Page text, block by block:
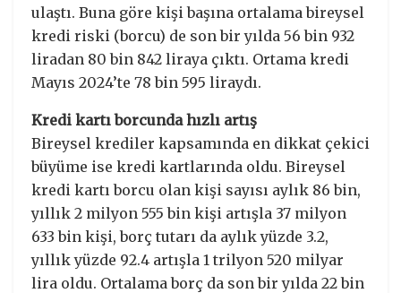
ulaştı. Buna göre kişi başına ortalama bireysel
kredi riski (borcu) de son bir yılda 56 bin 932
liradan 80 bin 842 liraya çıktı. Ortama kredi
Mayıs 2024’te 78 bin 595 liraydı.
Kredi kartı borcunda hızlı artış
Bireysel krediler kapsamında en dikkat çekici
büyüme ise kredi kartlarında oldu. Bireysel
kredi kartı borcu olan kişi sayısı aylık 86 bin,
yıllık 2 milyon 555 bin kişi artışla 37 milyon
633 bin kişi, borç tutarı da aylık yüzde 3.2,
yıllık yüzde 92.4 artışla 1 trilyon 520 milyar
lira oldu. Ortalama borç da son bir yılda 22 bin